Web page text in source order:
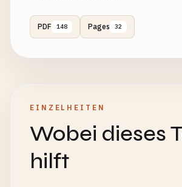
PDF 148 Pages 32
EINZELHEITEN
Wobei dieses
hilft